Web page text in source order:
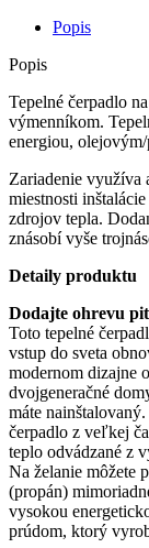
Popis
Popis
Tepelné čerpadlo
výmenníkom.
energiou,
Zariadenie využíva
miestnosti
zdrojov tepla.
znásobí vyše
Detaily produktu
Dodajte ohrevu
Toto tepelné
vstup do sveta
modernom dizajne
dvojgeneračné
máte
čerpadlo z veľkej
teplo odvádzané z
Na želanie môžete
(propán)
vysokou
prúdom, ktorý